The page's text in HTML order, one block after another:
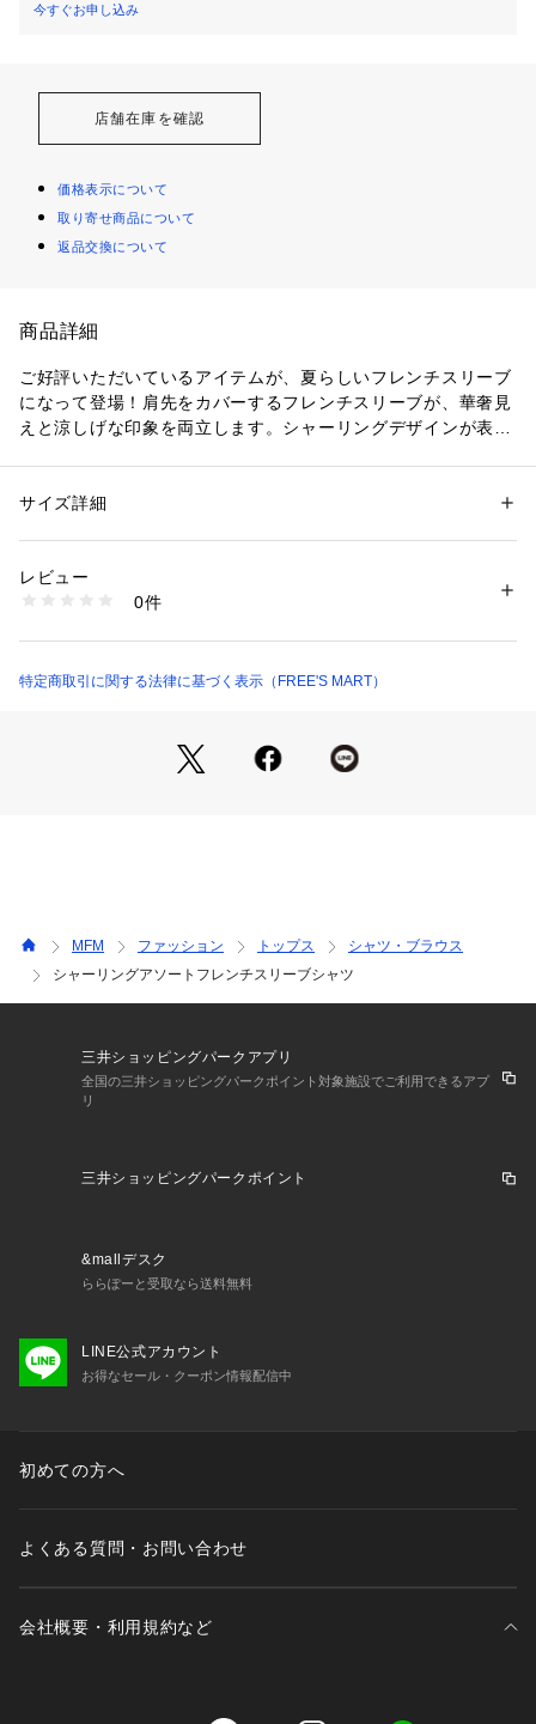
今すぐお申し込み
店舗在庫を確認
価格表示について
取り寄せ商品について
返品交換について
商品詳細
ご好評いただいているアイテムが、夏らしいフレンチスリーブ
になって登場！肩先をカバーするフレンチスリーブが、華奢見
えと涼しげな印象を両立します。シャーリングデザインが表情
く着られます。デニムやスウェットパンツを合わせたカジュア
わず、幅広いスタイリングに活躍します。
※モデルの着用画像の場合、光の当たり具合により、実際の色
性別：レディース
素材：オフベースドット1:ポリエステル 100%
ットン 43%
サックスベースストライプ1:ポリエステル 47% コットン 36% レーヨン 1
生産国：中国製
吊り干し ウェット非常に弱い
サイズ詳細
レビュー
0件
特定商取引に関する法律に基づく表示（FREE'S MART）
MFM ファッション トップス
シャツ・ブラウス
シャーリングアソートフレンチスリーブシャツ
三井ショッピングパークアプリ
全国の三井ショッピングパークポイント対象施設でご利用できるアプ
リ
三井ショッピングパークポイント
&mallデスク
ららぽーと受取なら送料無料
LINE公式アカウント
お得なセール・クーポン情報配信中
初めての方へ
よくある質問・お問い合わせ
会社概要・利用規約など